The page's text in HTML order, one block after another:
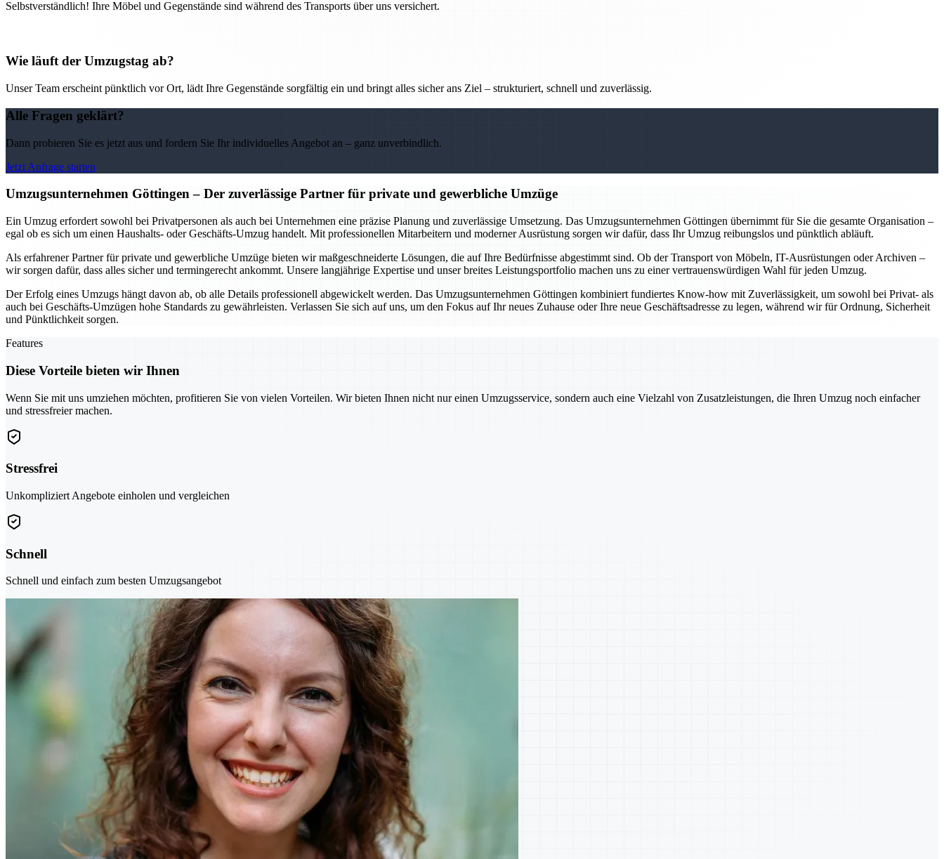
Selbstverständlich! Ihre Möbel und Gegenstände sind während des Transports über uns versichert.
Wie läuft der Umzugstag ab?
Unser Team erscheint pünktlich vor Ort, lädt Ihre Gegenstände sorgfältig ein und bringt alles sicher ans Ziel – strukturiert, schnell und zuverlässig.
Alle Fragen geklärt?
Dann probieren Sie es jetzt aus und fordern Sie Ihr individuelles Angebot an – ganz unverbindlich.
Jetzt Anfrage starten
Umzugsunternehmen Göttingen – Der zuverlässige Partner für private und gewerbliche Umzüge
Ein Umzug erfordert sowohl bei Privatpersonen als auch bei Unternehmen eine präzise Planung und zuverlässige Umsetzung. Das Umzugsunternehmen Göttingen übernimmt für Sie die gesamte Organisation –
egal ob es sich um einen Haushalts- oder Geschäfts-Umzug handelt. Mit professionellen Mitarbeitern und moderner Ausrüstung sorgen wir dafür, dass Ihr Umzug reibungslos und pünktlich abläuft.
Als erfahrener Partner für private und gewerbliche Umzüge bieten wir maßgeschneiderte Lösungen, die auf Ihre Bedürfnisse abgestimmt sind. Ob der Transport von Möbeln, IT-Ausrüstungen oder Archiven –
wir sorgen dafür, dass alles sicher und termingerecht ankommt. Unsere langjährige Expertise und unser breites Leistungsportfolio machen uns zu einer vertrauenswürdigen Wahl für jeden Umzug.
Der Erfolg eines Umzugs hängt davon ab, ob alle Details professionell abgewickelt werden. Das Umzugsunternehmen Göttingen kombiniert fundiertes Know-how mit Zuverlässigkeit, um sowohl bei Privat- als
auch bei Geschäfts-Umzügen hohe Standards zu gewährleisten. Verlassen Sie sich auf uns, um den Fokus auf Ihr neues Zuhause oder Ihre neue Geschäftsadresse zu legen, während wir für Ordnung, Sicherheit
und Pünktlichkeit sorgen.
Features
Diese Vorteile bieten wir Ihnen
Wenn Sie mit uns umziehen möchten, profitieren Sie von vielen Vorteilen. Wir bieten Ihnen nicht nur einen Umzugsservice, sondern auch eine Vielzahl von Zusatzleistungen, die Ihren Umzug noch einfacher
und stressfreier machen.
Stressfrei
Unkompliziert Angebote einholen und vergleichen
Schnell
Schnell und einfach zum besten Umzugsangebot